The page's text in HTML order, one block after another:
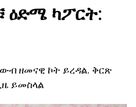
ዕድሜ ካፖርት:
ዘመናዊ ኮት ይረዳል. ቅርጽ
ይመስላል